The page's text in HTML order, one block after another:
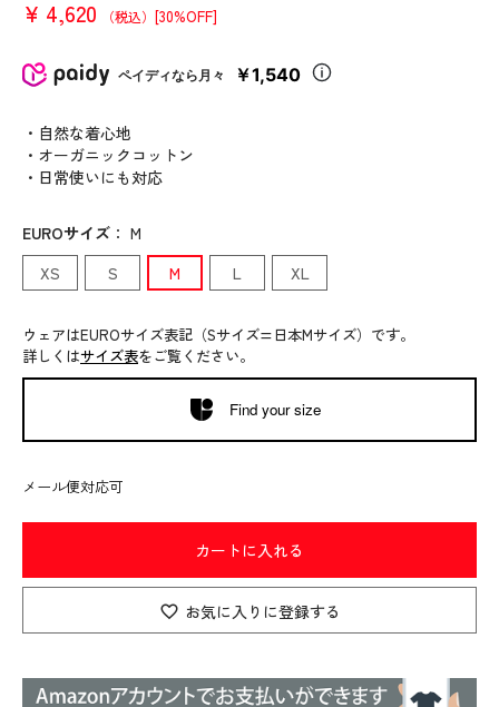
¥ 4,620 （税込） [30%OFF]
ペイディなら月々 ￥1,540
・自然な着心地
・オーガニックコットン
・日常使いにも対応
EUROサイズ ： M
XS
S M L XL
ウェアはEUROサイズ表記（Sサイズ=日本Mサイズ）です。
詳しくはサイズ表をご覧ください。
Find your size
メール便対応可
カートに入れる
お気に入りに登録する